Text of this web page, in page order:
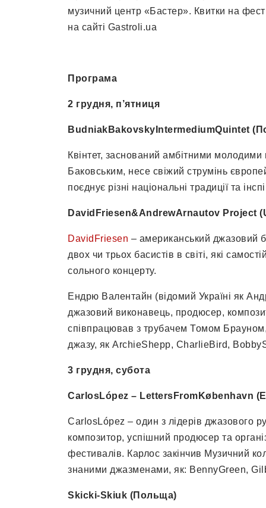
музичний центр «Бастер». Квитки на
на сайті Gastroli.ua
Програма
2 грудня, п’ятниця
BudniakBakovskyIntermediumQuintet
Квінтет, заснований амбітними
Баковським, несе свіжий струмінь
поєднує різні національні традиції та
DavidFriesen&AndrewArnautov Project
DavidFriesen – американський джазовий
двох чи трьох басистів в світі, які
сольного концерту.
Ендрю Валентайн (відомий Україні як
джазовий виконавець, продюсер,
співпрацював з трубачем Томом
джазу, як ArchieShepp, CharlieBird,
3 грудня, субота
CarlosLópez – LettersFromKøbenhavn
CarlosLópez – один з лідерів джазового
композитор, успішний продюсер та
фестивалів. Карлос закінчив Музичний
знаними джазменами, як: BennyGreen,
Skicki-Skiuk (Польща)